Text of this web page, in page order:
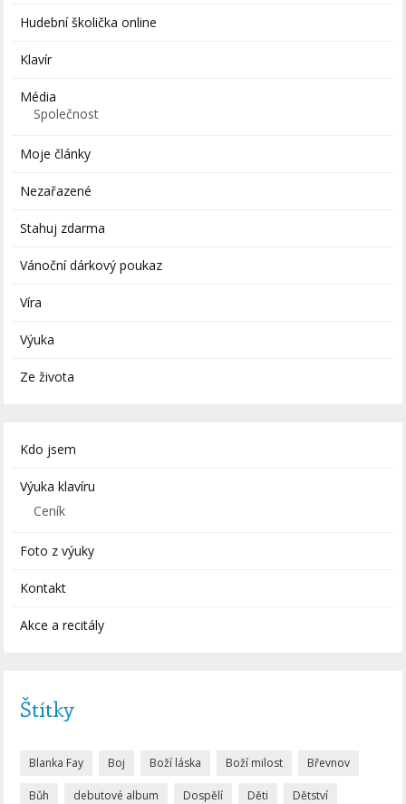
Hudební školička online
Klavír
Média
Společnost
Moje články
Nezařazené
Stahuj zdarma
Vánoční dárkový poukaz
Víra
Výuka
Ze života
Kdo jsem
Výuka klavíru
Ceník
Foto z výuky
Kontakt
Akce a recitály
Štítky
Blanka Fay Boj Boží láska Boží milost Břevnov
Bůh debutové album Dospělí Děti Dětství